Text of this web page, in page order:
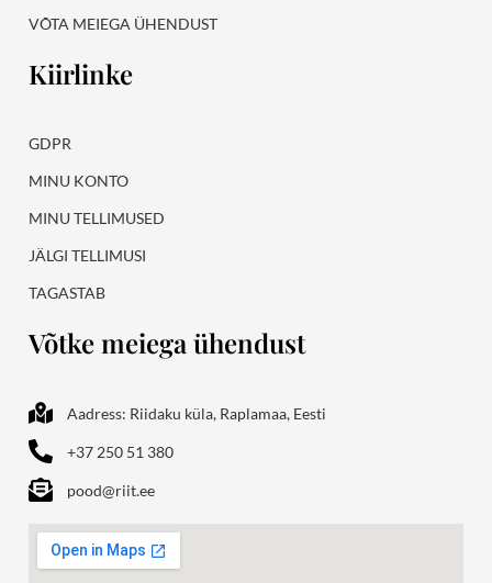
VÕTA MEIEGA ÜHENDUST
Kiirlinke
GDPR
MINU KONTO
MINU TELLIMUSED
JÄLGI TELLIMUSI
TAGASTAB
Võtke meiega ühendust
Aadress: Riidaku küla, Raplamaa, Eesti
+37 250 51 380
pood@riit.ee